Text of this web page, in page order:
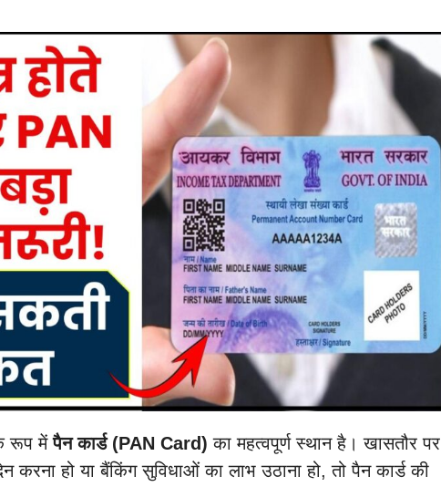
के रूप मेंपैन कार्ड (PAN Card) का महत्वपूर्ण स्थान है। खासतौर पर
करना हो या बैंकिंग सुविधाओं का लाभ उठाना हो, तो पैन कार्ड की